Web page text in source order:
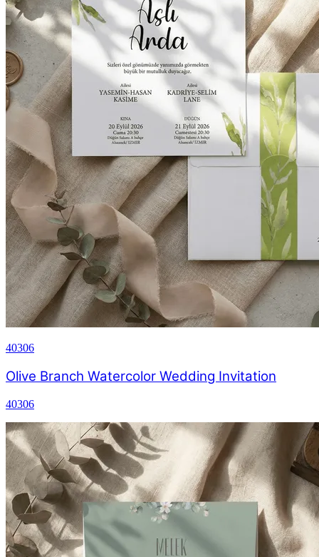
40306
Olive Branch Watercolor Wedding Invitation
40306